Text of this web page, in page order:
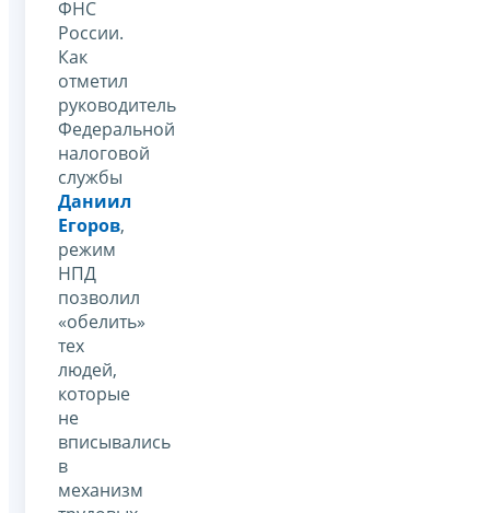
ФНС
России.
Как
отметил
руководитель
Федеральной
налоговой
службы
Даниил
Егоров,
режим
НПД
позволил
«обелить»
тех
людей,
которые
не
вписывались
в
механизм